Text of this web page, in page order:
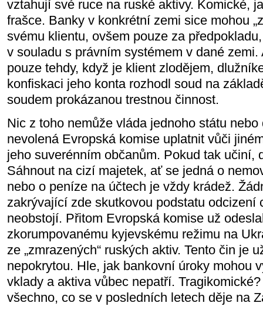
vztahují své ruce na ruské aktivy. Komické,
frašce. Banky v konkrétní zemi sice mohou
svému klientu, ovšem pouze za
v souladu s právním systémem v dané zemi.
pouze tehdy, když je klient zlodějem,
konfiskaci jeho konta rozhodl soud na
soudem prokázanou trestnou činnost.
Nic z toho nemůže vláda jednoho státu
nevolená Evropská komise uplatnit vůči
jeho suverénním občanům. Pokud tak učiní,
Sáhnout na cizí majetek, ať se jedná o
nebo o peníze na účtech je vždy krádež.
zakrývající zde skutkovou podstatu odcizení
neobstojí. Přitom Evropská komise už
zkorumpovanému kyjevskému režimu na
ze „zmrazených“ ruských aktiv. Tento čin je
nepokrytou. Hle, jak bankovní úroky mohou
vklady a aktiva vůbec nepatří.
všechno, co se v posledních letech děje na